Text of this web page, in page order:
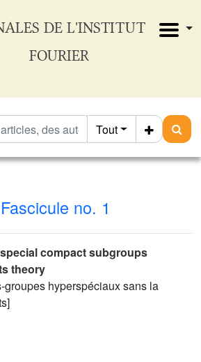
DE L'INSTITUT
FOURIER
Tout
Fascicule no. 1
compact subgroups
theory
groupes hyperspéciaux sans la